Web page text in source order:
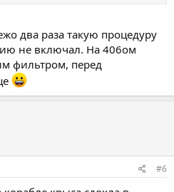
два раза такую процедуру
не включал. На 406ом
фильтром, перед
#6